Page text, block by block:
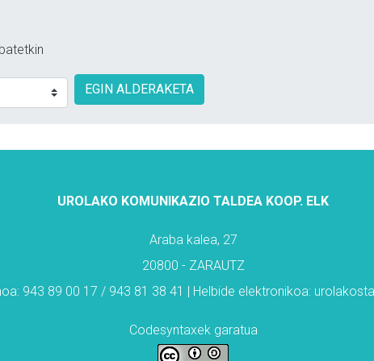
EGIN ALDERAKETA
UROLAKO KOMUNIKAZIO TALDEA KOOP. ELK
Araba kalea, 27
20800 - ZARAUTZ
943 89 00 17 / 943 81 38 41 | Helbide elektronikoa:
Codesyntaxek garatua